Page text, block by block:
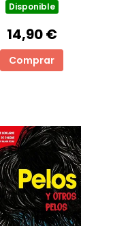
Disponible
14,90 €
Comprar